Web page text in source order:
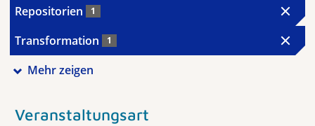
Repositorien 1
Transformation 1
Mehr zeigen
Veranstaltungsart